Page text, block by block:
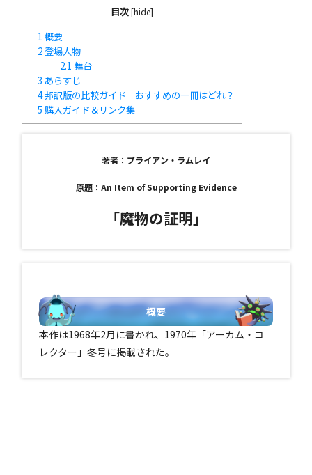
目次[hide]
1 概要
2登場人物
2.1 舞台
3 あらすじ
4邦訳版の比較ガイド おすすめの一冊はどれ？
5 購入ガイド＆リンク集
著者：ブライアン・ラムレイ
原題：An Item of Supporting Evidence
「魔物の証明」
概要
本作は1968年2月に書かれ、1970年「アーカム・コ
レクター」冬号に掲載された。